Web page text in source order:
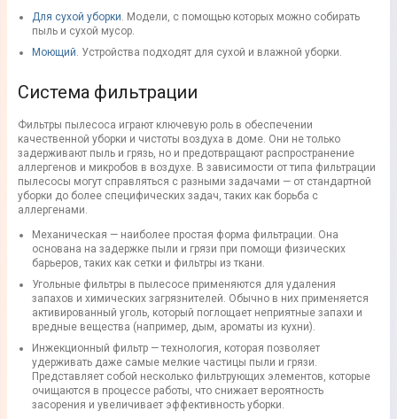
Для сухой уборки. Модели, с помощью которых можно собирать
пыль и сухой мусор.
Моющий. Устройства подходят для сухой и влажной уборки.
Система фильтрации
Фильтры пылесоса играют ключевую роль в обеспечении
качественной уборки и чистоты воздуха в доме. Они не только
задерживают пыль и грязь, но и предотвращают распространение
аллергенов и микробов в воздухе. В зависимости от типа фильтрации
пылесосы могут справляться с разными задачами — от стандартной
уборки до более специфических задач, таких как борьба с
аллергенами.
Механическая — наиболее простая форма фильтрации. Она
основана на задержке пыли и грязи при помощи физических
барьеров, таких как сетки и фильтры из ткани.
Угольные фильтры в пылесосе применяются для удаления
запахов и химических загрязнителей. Обычно в них применяется
активированный уголь, который поглощает неприятные запахи и
вредные вещества (например, дым, ароматы из кухни).
Инжекционный фильтр — технология, которая позволяет
удерживать даже самые мелкие частицы пыли и грязи.
Представляет собой несколько фильтрующих элементов, которые
очищаются в процессе работы, что снижает вероятность
засорения и увеличивает эффективность уборки.